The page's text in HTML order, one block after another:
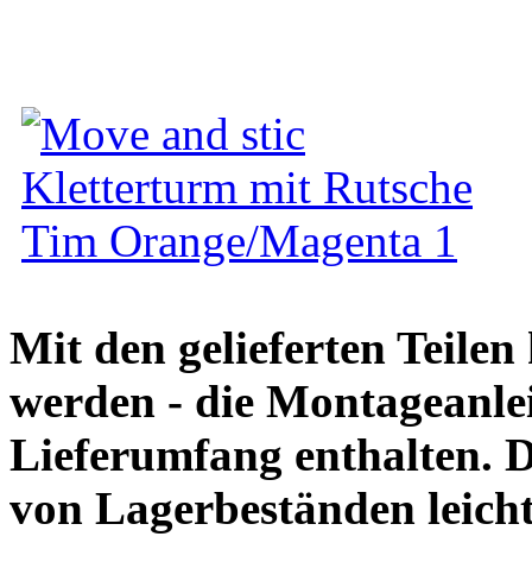
Mit den gelieferten
werden - die
Lieferumfang enthalten.
von Lagerbeständen